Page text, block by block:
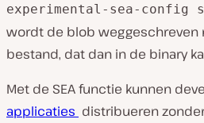
experimental-sea-config
wordt de blob weggeschreven
bestand, dat dan in de binary
Met de SEA functie kunnen
applicaties distribueren